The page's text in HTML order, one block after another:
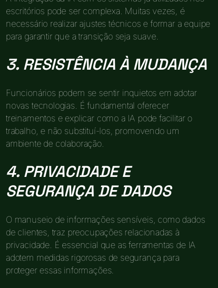
escritórios pode ser complexa. Muitas vezes, é
necessário realizar ajustes técnicos e formar a equipe
para garantir que a transição seja suave.
3. RESISTÊNCIA À MUDANÇA
Funcionários podem se sentir inquietos em adotar
novas tecnologias. É fundamental oferecer
treinamentos e explicar como a IA pode facilitar o
trabalho, e não substituí-los, promovendo um
ambiente de colaboração.
4. PRIVACIDADE E
SEGURANÇA DE DADOS
O manuseio de informações sensíveis, como dados
de clientes, traz preocupações relacionadas à
privacidade. É essencial que as ferramentas de IA
adotem medidas rigorosas de segurança para
proteger essas informações.